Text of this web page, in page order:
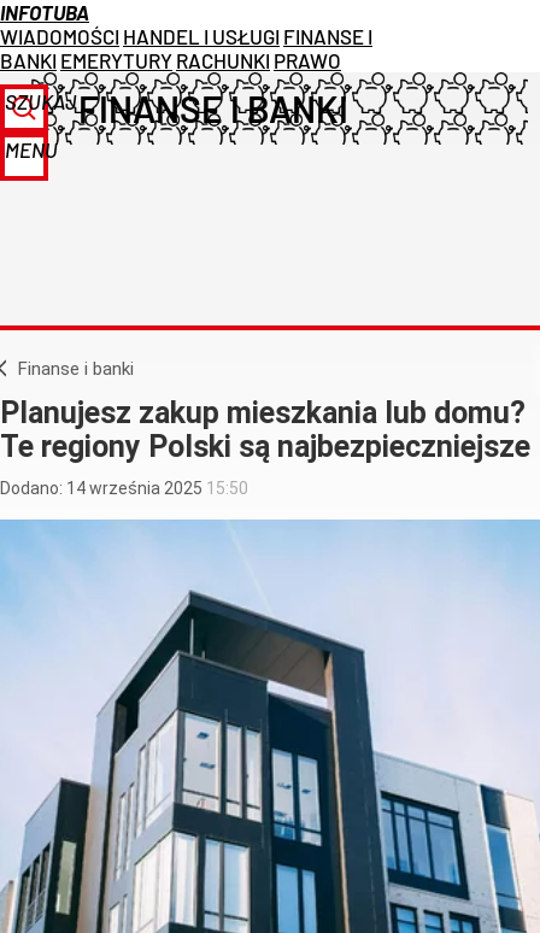
INFOTUBA
WIADOMOŚCI HANDEL I USŁUGI FINANSE I
BANKI EMERYTURY RACHUNKI PRAWO
SZUKAJ
MENU
FINANSE I BANKI
Finanse i banki
Planujesz zakup mieszkania lub domu?
Te regiony Polski są najbezpieczniejsze
Dodano: 14września 2025 15:50